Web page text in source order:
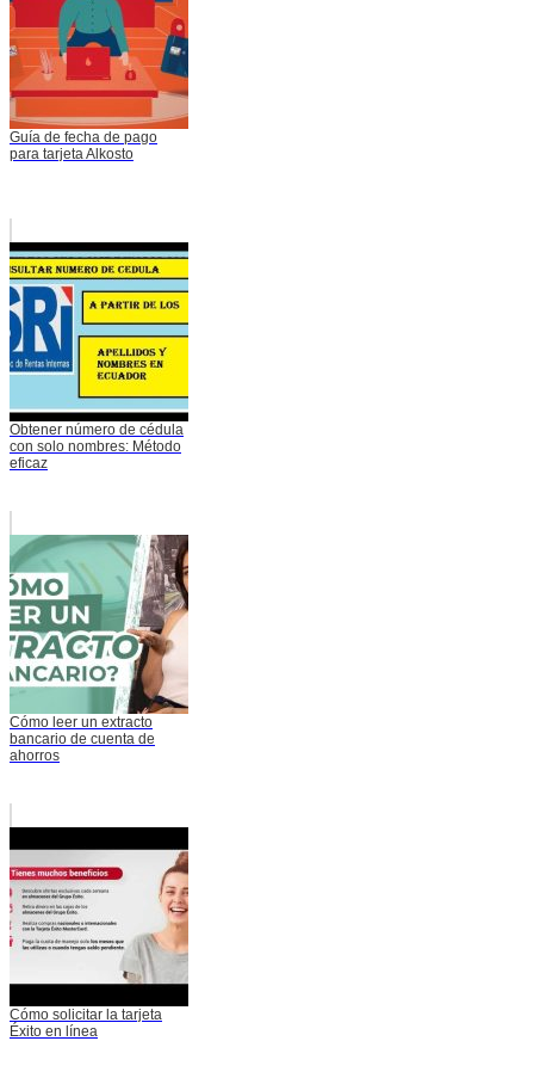
Guía de fecha de pago
para tarjeta Alkosto
Obtener número de cédula
con solo nombres: Método
eficaz
Cómo leer un extracto
bancario de cuenta de
ahorros
Cómo solicitar la tarjeta
Éxito en línea